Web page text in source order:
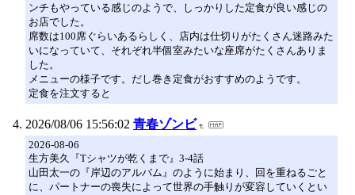
ンチもやっている感じのようで、しっかりした定食が良い感じの
お店でした。
席数は100席ぐらいあるらしく、店内は仕切りがたくさん迷路みた
いになっていて、それぞれ半個室みたいな座席がたくさんありま
した。
メニューの様子です。だし巻き定食がおすすめのようです。
定食を注文すると
2026/08/06 15:56:02 青春ゾンビ
2026-08-06
生方美久『Tシャツが乾くまで』3-4話
山田太一の『岸辺のアルバム』のように始まり、回を重ねるごと
に、パートナーの喪失によって世界の手触りが変容していくとい